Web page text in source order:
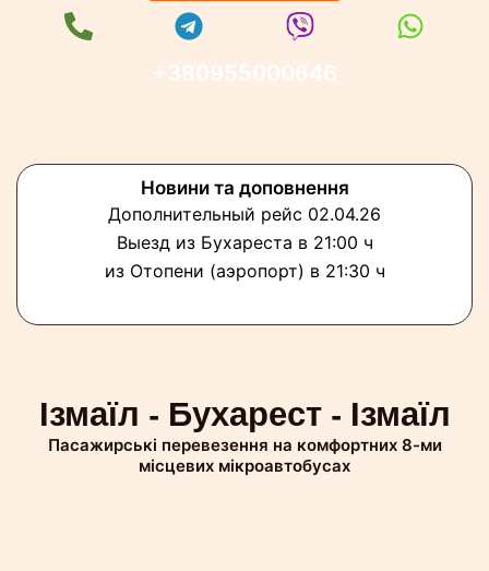
+380955000646
Новини та доповнення
Дополнительный рейс 02.04.26
Выезд из Бухареста в 21:00 ч
из Отопени (аэропорт) в 21:30 ч
Ізмаїл - Бухарест - Ізмаїл
Пасажирські перевезення на комфортних 8-ми
місцевих мікроавтобусах